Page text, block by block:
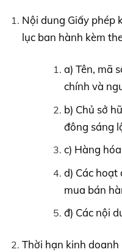
Nội dung Giấy phép
lục ban hành kèm
a) Tên, mã
chính và
b) Chủ sở
đông sáng
c) Hàng
d) Các hoạt
mua bán
đ) Các nội
Thời hạn kinh doanh